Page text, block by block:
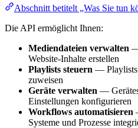
Abschnitt betitelt „Was Sie tun
Die API ermöglicht Ihnen:
Mediendateien verwalten —
Website-Inhalte erstellen
Playlists steuern — Playlists
zuweisen
Geräte verwalten —
Einstellungen konfigurieren
Workflows automatisieren
Systeme und Prozesse